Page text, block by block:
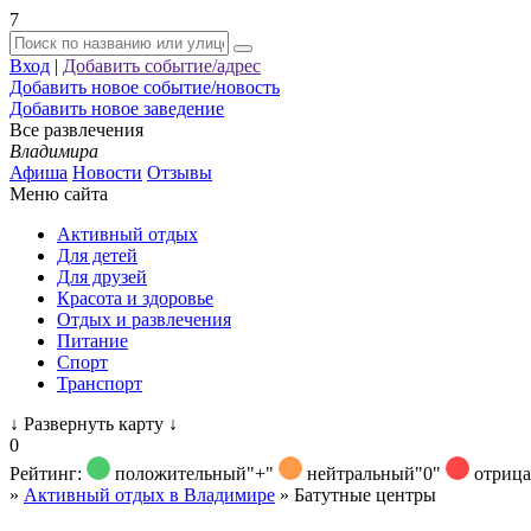
7
Вход | Добавить событие/адрес
Добавить новое событие/новость
Добавить новое заведение
Все развлечения
Владимира
Афиша Новости Отзывы
Меню сайта
Активный отдых
Для детей
Для друзей
Красота и здоровье
Отдых и развлечения
Питание
Спорт
Транспорт
↓ Развернуть карту ↓
0
Рейтинг:
положительный"+" нейтральный"0"
» Активный отдых в Владимире » Батутные центры